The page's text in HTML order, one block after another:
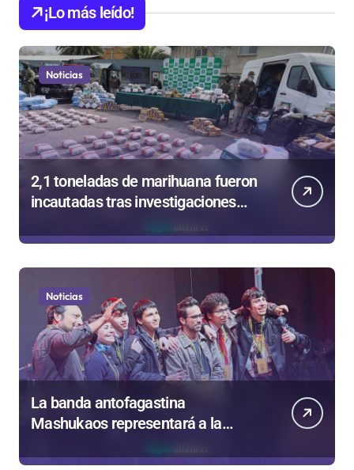
¡Lo más leído!
Noticias
2,1 toneladas de marihuana fueron
incautadas tras investigaciones
Noticias
La banda antofagastina
Mashukaos representará a la
de Valparaíso